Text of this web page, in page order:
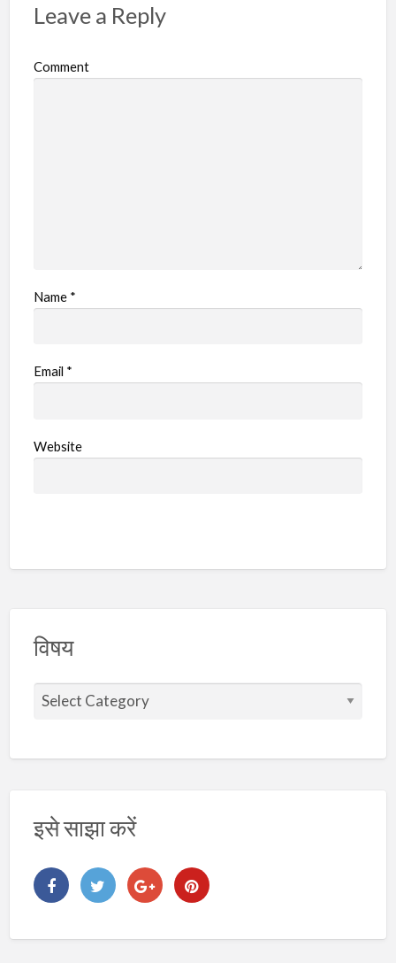
Leave a Reply
Comment
Name *
Email *
Website
विषय
इसे साझा करें